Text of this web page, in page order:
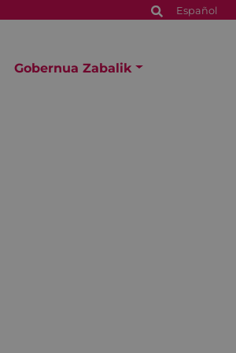
Español
Gobernua Zabalik